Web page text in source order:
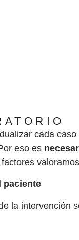
cada
eso es
paciente
la intervención